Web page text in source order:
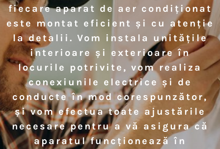
fiecare aparat de aer condiționat
este montat eficient și cu atenție
la detalii. Vom instala unitățile
interioare și exterioare în
locurile potrivite, vom realiza
conexiunile electrice și de
conducte în mod corespunzător,
și vom efectua toate ajustările
necesare pentru a vă asigura că
aparatul funcționează în